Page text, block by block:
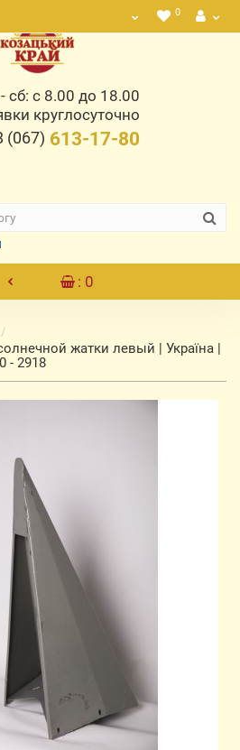
0
сб: с 8.00 до 18.00
круглосуточно
(067) 613-17-80
: 0
жатки левый | Україна |
- 2918